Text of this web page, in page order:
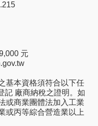
元
基本資格須符合以下任
記 廠商納稅之證明。如
或商業團體法加入工業
或丙等綜合營造業以上